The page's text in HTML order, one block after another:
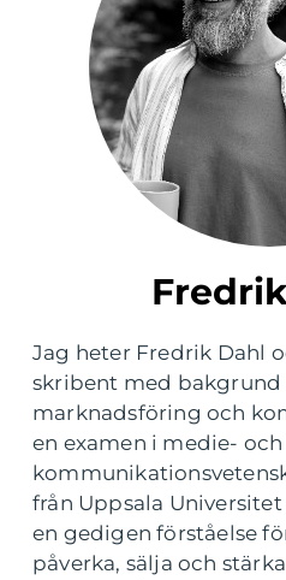
Jag heter Fredrik Dahl
skribent med bakgrund
marknadsföring och
en examen i medie- och
från Uppsala
en gedigen förståelse
påverka, sälja och